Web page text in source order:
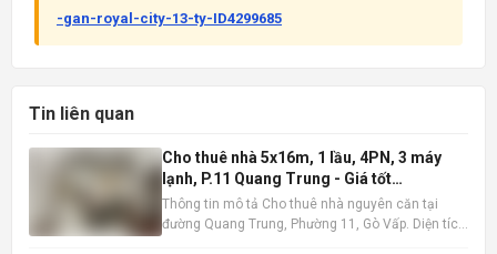
-gan-royal-city-13-ty-ID4299685
Tin liên quan
Cho thuê nhà 5x16m, 1 lầu, 4PN, 3 máy
lạnh, P.11 Quang Trung - Giá tốt
10tr/tháng
Thông tin mô tả Cho thuê nhà nguyên căn tại
đường Quang Trung, Phường 11, Gò Vấp. Diện tích